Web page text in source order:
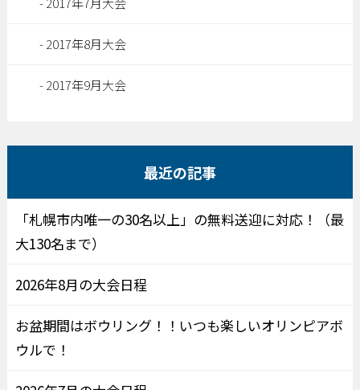
2017年8月大会
2017年9月大会
最近の記事
「札幌市内唯一の30名以上」の無料送迎に対応！（最
大130名まで）
2026年8月の大会日程
お盆期間はボウリング！！いつも楽しいオリンピアボ
ウルで！